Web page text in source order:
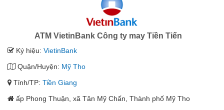
ATM VietinBank Công ty may Tiền Tiến
Ký hiệu: VietinBank
Quận/Huyện: Mỹ Tho
Tỉnh/TP: Tiền Giang
ấp Phong Thuận, xã Tân Mỹ Chấn, Thành phố Mỹ Tho